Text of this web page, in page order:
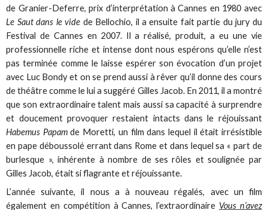
de Granier-Deferre, prix d’interprétation à Cannes en 1980 avec
Le Saut dans le vide de Bellochio, il a ensuite fait partie du jury du
Festival de Cannes en 2007. Il a réalisé, produit, a eu une vie
professionnelle riche et intense dont nous espérons qu’elle n’est
pas terminée comme le laisse espérer son évocation d’un projet
avec Luc Bondy et on se prend aussi à rêver qu’il donne des cours
de théâtre comme le lui a suggéré Gilles Jacob. En 2011, il a montré
que son extraordinaire talent mais aussi sa capacité à surprendre
et doucement provoquer restaient intacts dans le réjouissant
Habemus Papamde Moretti, un film dans lequel il était irrésistible
en pape déboussolé errant dans Rome et dans lequel sa « part de
burlesque », inhérente à nombre de ses rôles et soulignée par
Gilles Jacob, était si flagrante et réjouissante.
L’année suivante, il nous a à nouveau régalés, avec un film
également en compétition à Cannes, l’extraordinaire Vous n’avez